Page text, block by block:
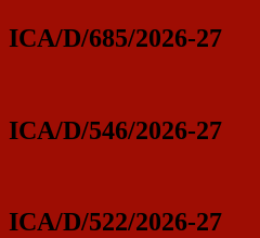
ICA/D/685/2026-27
ICA/D/546/2026-27
ICA/D/522/2026-27